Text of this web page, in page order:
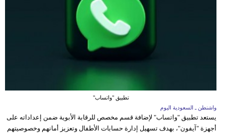
تطبيق "واتساب"
واشنطن ـ السعودية اليوم
يستعد تطبيق "واتساب" لإضافة قسم مخصص للرقابة الأبوية ضمن إعداداته على
أجهزة "آيفون"، بهدف تسهيل إدارة حسابات الأطفال وتعزيز أمانهم وخصوصيتهم